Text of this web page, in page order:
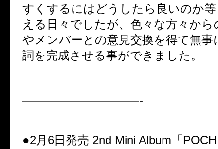
すくするにはどうしたら良いのか
える日々でしたが、色々な方々か
やメンバーとの意見交換を得て無事
詞を完成させる事ができました。
——————————-
●2月6日発売 2nd Mini Album「